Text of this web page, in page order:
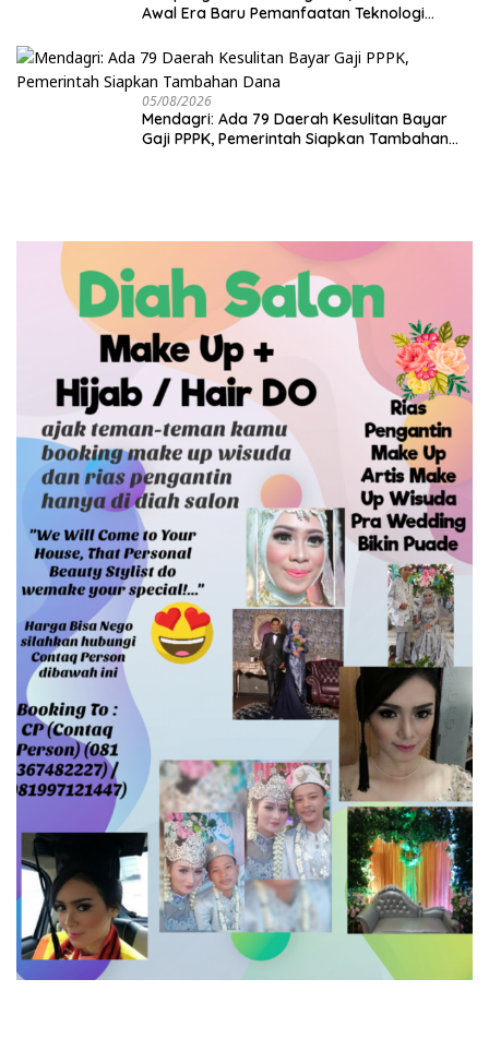
Awal Era Baru Pemanfaatan Teknologi
05/08/2026
Mendagri: Ada 79 Daerah Kesulitan Bayar
Gaji PPPK, Pemerintah Siapkan Tambahan